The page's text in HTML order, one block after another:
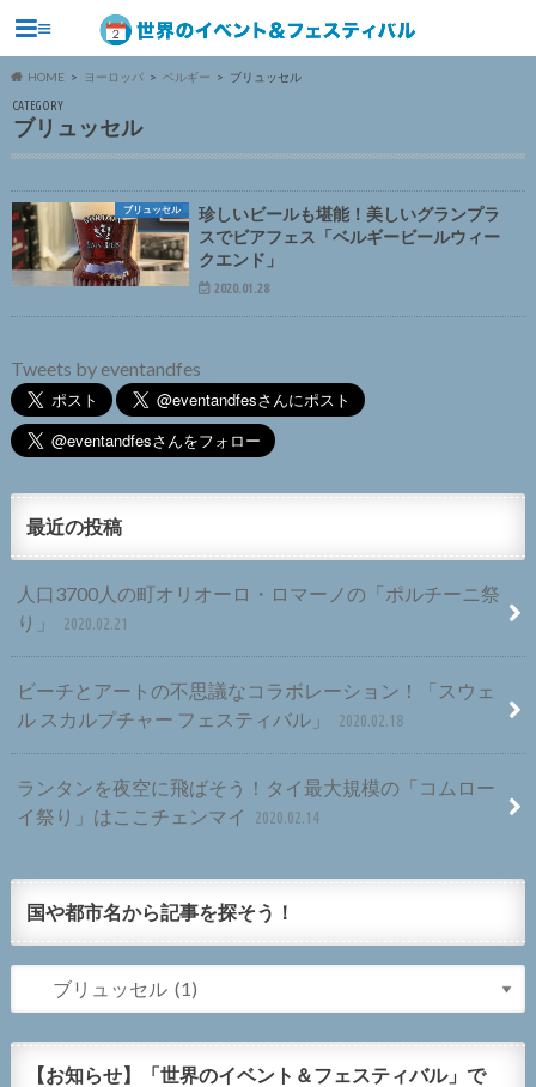
≡
HOME ヨーロッパ ベルギー ブリュッセル
CATEGORY
ブリュッセル
ブリュッセル
珍しいビールも堪能！美しいグランプラ
スでビアフェス「ベルギービールウィー
クエンド」
2020.01.28
Tweets by eventandfes
最近の投稿
人口3700人の町オリオーロ・ロマーノの「ポルチーニ祭
り」
2020.02.21
ビーチとアートの不思議なコラボレーション！「スウェ
ル スカルプチャー フェスティバル」
2020.02.18
ランタンを夜空に飛ばそう！タイ最大規模の「コムロー
イ祭り」はここチェンマイ
2020.02.14
国や都市名から記事を探そう！
【お知らせ】「世界のイベント＆フェスティバル」で